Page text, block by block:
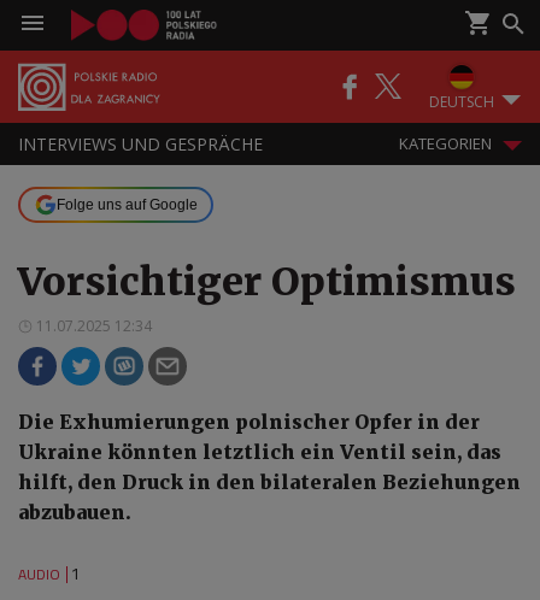
DEUTSCH
INTERVIEWS UND GESPRÄCHE KATEGORIEN
Folge uns auf Google
Vorsichtiger Optimismus
11.07.2025 12:34
Die Exhumierungen polnischer Opfer in der
Ukraine könnten letztlich ein Ventil sein, das
hilft, den Druck in den bilateralen Beziehungen
abzubauen.
AUDIO 1